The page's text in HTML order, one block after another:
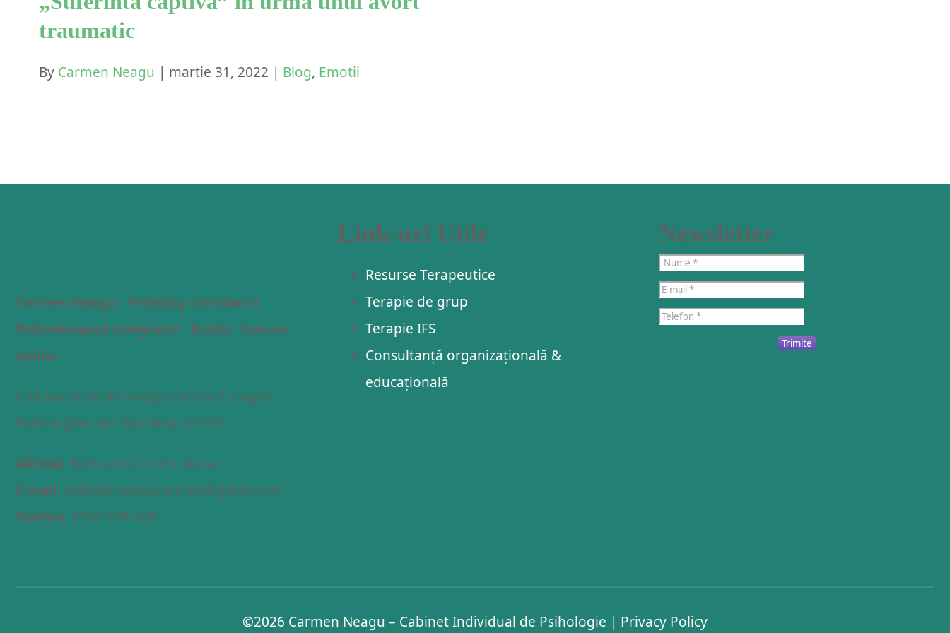
traumatic
By Carmen Neagu | martie 31, 2022 | Blog, Emotii
Carmen Neagu – Psiholog clinician și
Psihoterapeut integrativ · Buzău · Sesiuni
online
Cod personal de înregistrare la Colegiul
Psihologilor din România: 25753
Adresa: Bulevardul Unirii, Buzau
E-mail: cabinet.neagucarmen@gmail.com
Telefon: 0742 079 449
Link-uri Utile
Resurse Terapeutice
Terapie de grup
Terapie IFS
Consultanță organizațională &
educațională
Newsletter
Trimite
©2026 Carmen Neagu – Cabinet Individual de Psihologie | Privacy Policy